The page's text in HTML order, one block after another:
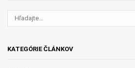
KATEGÓRIE ČLÁNKOV